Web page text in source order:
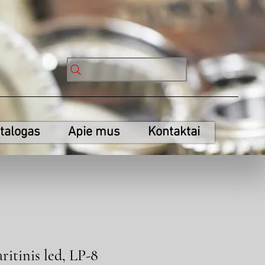
Apie mus Kontaktai
led, LP-8